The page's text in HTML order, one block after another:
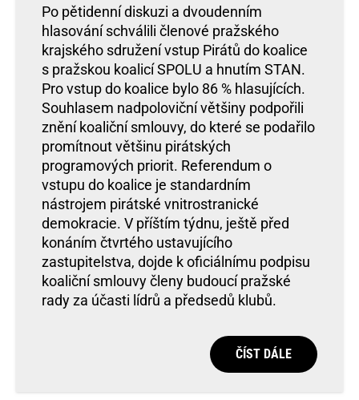
Po pětidenní diskuzi a dvoudenním
hlasování schválili členové pražského
krajského sdružení vstup Pirátů do koalice
s pražskou koalicí SPOLU a hnutím STAN.
Pro vstup do koalice bylo 86 % hlasujících.
Souhlasem nadpoloviční většiny podpořili
znění koaliční smlouvy, do které se podařilo
promítnout většinu pirátských
programových priorit. Referendum o
vstupu do koalice je standardním
nástrojem pirátské vnitrostranické
demokracie. V příštím týdnu, ještě před
konáním čtvrtého ustavujícího
zastupitelstva, dojde k oficiálnímu podpisu
koaliční smlouvy členy budoucí pražské
rady za účasti lídrů a předsedů klubů.
ČÍST DÁLE